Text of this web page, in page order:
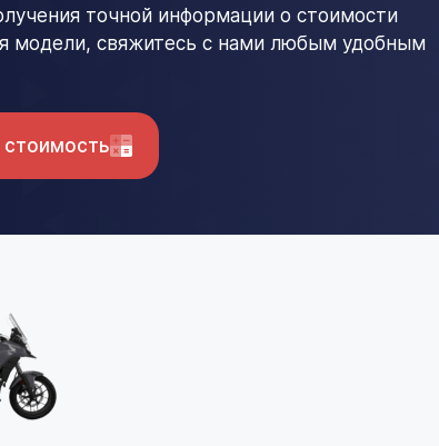
точной информации о стоимости
модели, свяжитесь с нами любым удобным
стоимость